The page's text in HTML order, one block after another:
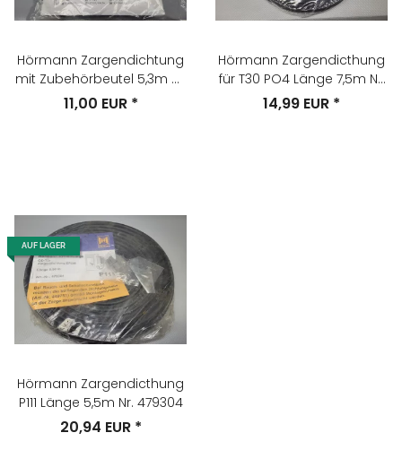
Hörmann Zargendichtung
mit Zubehörbeutel 5,3m Nr.
690970
11,00 EUR *
Hörmann Zargendicthung
für T30 PO4 Länge 7,5m Nr.
449854
14,99 EUR *
AUF LAGER
Hörmann Zargendicthung
P111 Länge 5,5m Nr. 479304
20,94 EUR *